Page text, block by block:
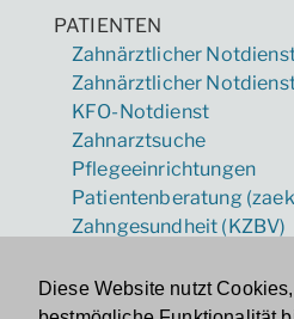
Diese Website nutzt
PATIENTEN
Zahnärztlicher
Zahnärztlicher
KFO-Notdienst
Zahnarztsuche
Pflegeeinrichtungen
Patientenberatung
Zahngesundheit (KZBV)